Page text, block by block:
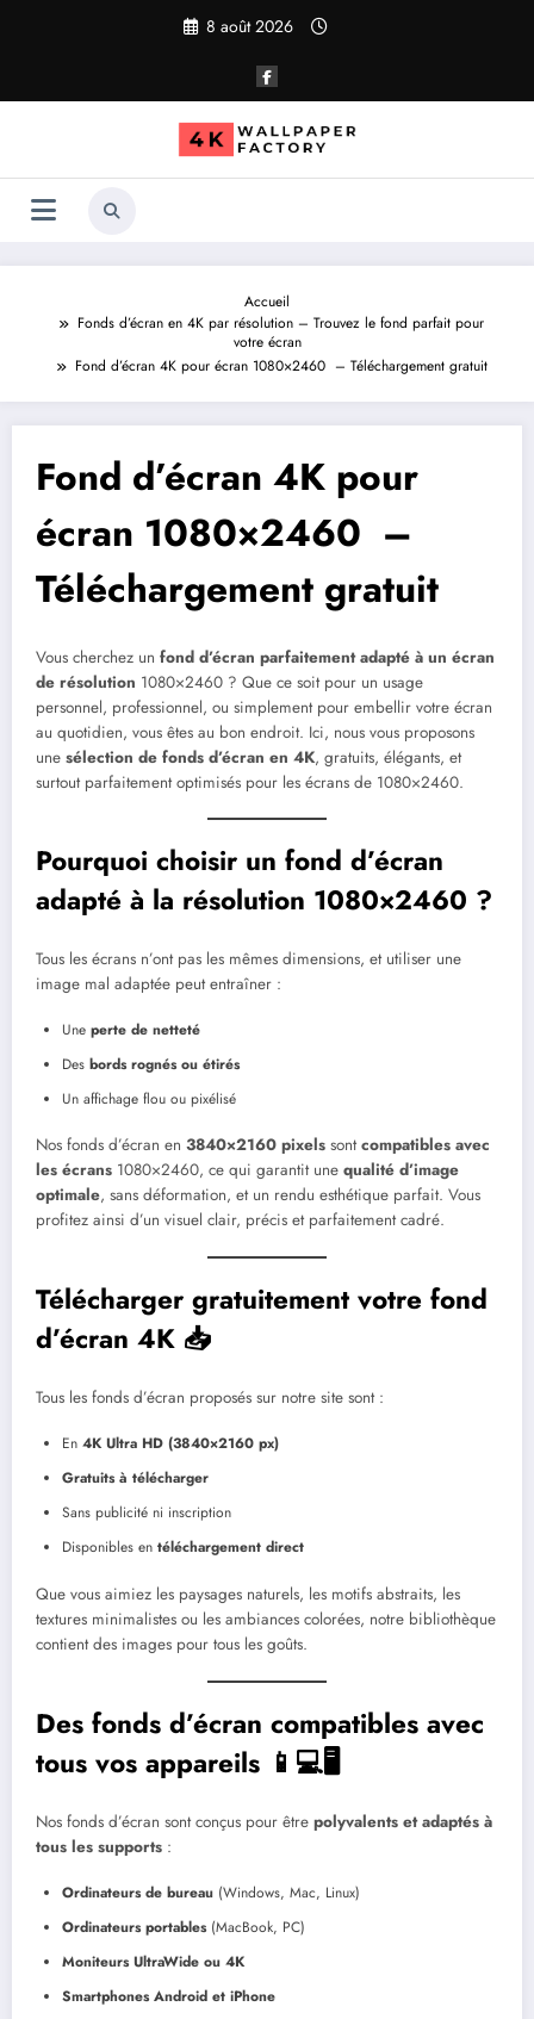
8 août 2026
Accueil
Fonds d’écran en 4K par résolution – Trouvez le fond parfait pour
votre écran
Fond d’écran 4K pour écran 1080×2460 – Téléchargement gratuit
Fond d’écran 4K pour
écran 1080×2460 –
Téléchargement gratuit
Vous cherchez un fond d’écran parfaitement adapté à un écran
de résolution 1080×2460 ? Que ce soit pour un usage
personnel, professionnel, ou simplement pour embellir votre écran
au quotidien, vous êtes au bon endroit. Ici, nous vous proposons
une sélection de fonds d’écran en 4K, gratuits, élégants, et
surtout parfaitement optimisés pour les écrans de 1080×2460.
Pourquoi choisir un fond d’écran
adapté à la résolution 1080×2460 ?
Tous les écrans n’ont pas les mêmes dimensions, et utiliser une
image mal adaptée peut entraîner :
Une perte de netteté
Des bords rognés ou étirés
Un affichage flou ou pixélisé
Nos fonds d’écran en 3840×2160 pixels sontcompatibles avec
les écrans 1080×2460, ce qui garantit une qualité d’image
optimale, sans déformation, et un rendu esthétique parfait. Vous
profitez ainsi d’un visuel clair, précis et parfaitement cadré.
Télécharger gratuitement votre fond
d’écran 4K 📥
Tous les fonds d’écran proposés sur notre site sont :
En 4K Ultra HD (3840×2160 px)
Gratuits à télécharger
Sans publicité ni inscription
Disponibles en téléchargement direct
Que vous aimiez les paysages naturels, les motifs abstraits, les
textures minimalistes ou les ambiances colorées, notre bibliothèque
contient des images pour tous les goûts.
Des fonds d’écran compatibles avec
tous vos appareils 📱💻🖥️
Nos fonds d’écran sont conçus pour être polyvalents et adaptés à
tous les supports :
Ordinateurs de bureau (Windows, Mac, Linux)
Ordinateurs portables(MacBook, PC)
Moniteurs UltraWide ou 4K
Smartphones Android et iPhone